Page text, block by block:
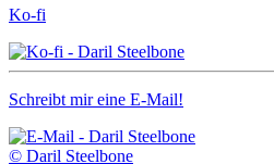
Ko-fi
Schreibt mir eine E-Mail!
© Daril Steelbone